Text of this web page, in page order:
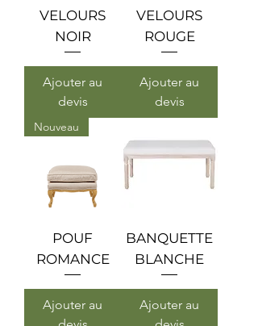
VELOURS
NOIR
Ajouter au
devis
VELOURS
ROUGE
Ajouter au
devis
Nouveau
POUF
ROMANCE
Ajouter au
BANQUETTE
BLANCHE
Ajouter au